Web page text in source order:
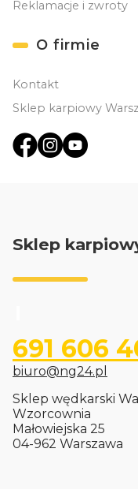
Reklamacje i zwroty
O firmie
Kontakt
Sklep karpiowy
Sklep
691 606
biuro@ng24.pl
Sklep wędkarski
Wzorcownia
Małowiejska 25
04-962 Warszawa